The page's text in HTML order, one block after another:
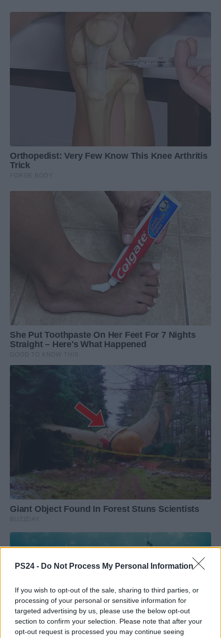
PS24 - Do Not Process My Personal Information
If you wish to opt-out of the sale, sharing to third parties, or
processing of your personal or sensitive information for
targeted advertising by us, please use the below opt-out
section to confirm your selection. Please note that after your
opt-out request is processed you may continue seeing